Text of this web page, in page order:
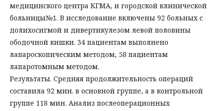
медицинского центра КГМА, и городской клинической
больницы№1. В исследование включены 92 больных с
долихосигмой и дивертикулезом левой половины
ободочной кишки. 34 пациентам выполнено
лапароскопическим методом, 58 пациентам
лапаротомным методом.
Результаты. Средняя продолжительность операций
составила 92 мин. в основной группе, а в контрольной
группе 118 мин. Анализ послеоперационных